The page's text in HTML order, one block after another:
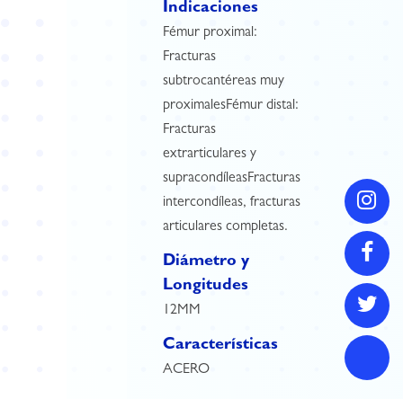
Indicaciones
Fémur proximal:
Fracturas
subtrocantéreas muy
proximalesFémur distal:
Fracturas
extrarticulares y
supracondíleasFracturas
intercondíleas, fracturas
articulares completas.
Diámetro y
Longitudes
12MM
Características
ACERO